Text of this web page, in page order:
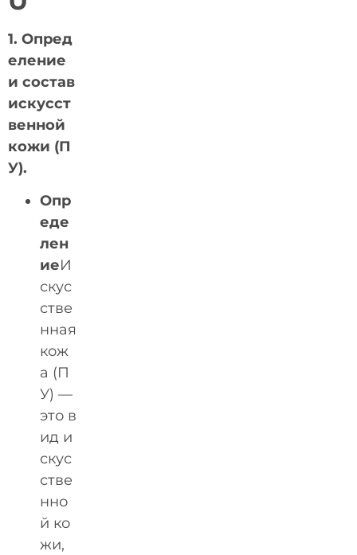
1. Опред
еление
и состав
искусст
венной
кожи (П
У).
Опр
еде
лен
иеИ
скус
стве
нная
кож
а (П
У) —
это в
ид и
скус
стве
нно
й ко
жи,